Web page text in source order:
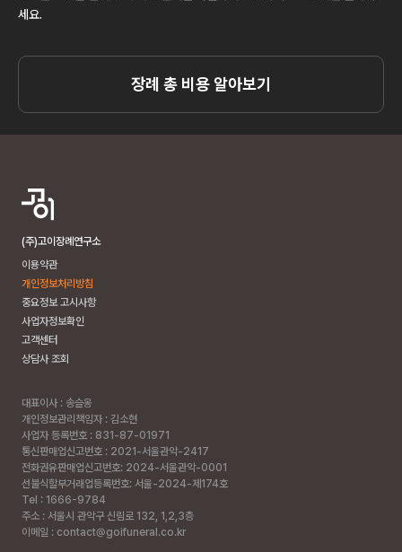
세요.
장례 총 비용 알아보기
(주)고이장례연구소
이용약관
개인정보처리방침
중요정보 고시사항
사업자정보확인
고객센터
상담사 조회
대표이사 : 송슬옹
개인정보관리책임자 : 김소현
사업자 등록번호 : 831-87-01971
통신판매업신고번호 : 2021-서울관악-2417
전화권유판매업신고번호: 2024-서울관악-0001
선불식할부거래업등록번호: 서울-2024-제174호
Tel : 1666-9784
주소 : 서울시 관악구 신림로 132, 1,2,3층
이메일 : contact@goifuneral.co.kr